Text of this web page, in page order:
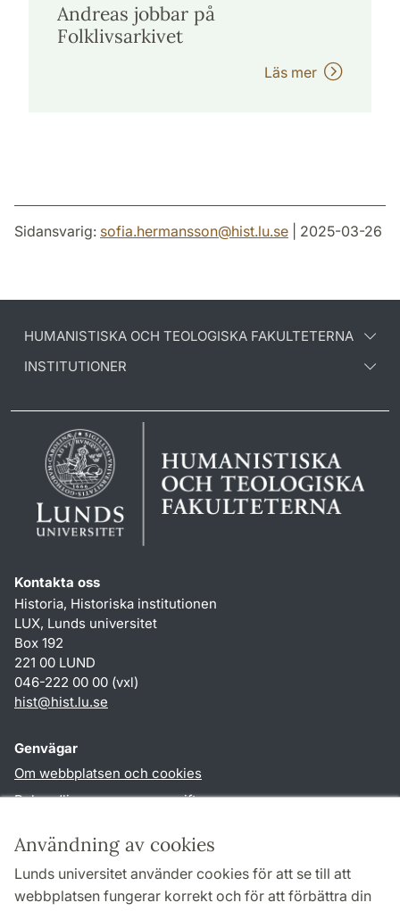
Användning av cookies
Lunds universitet använder cookies för att se till att
webbplatsen fungerar korrekt och för att förbättra din
Andreas jobbar på
Folklivsarkivet
Läs mer
Sidansvarig: sofia.hermansson@hist.lu.se | 2025-03-26
HUMANISTISKA OCH TEOLOGISKA FAKULTETERNA
INSTITUTIONER
Kontakta oss
Historia, Historiska institutionen
LUX, Lunds universitet
Box 192
221 00 LUND
046-222 00 00 (vxl)
hist@hist.lu.se
Genvägar
Om webbplatsen och cookies
Behandling av personuppgifter
TYPO3-login
Följ oss i sociala medier